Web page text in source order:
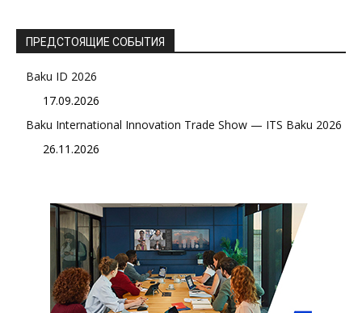
ПРЕДСТОЯЩИЕ СОБЫТИЯ
Baku ID 2026
17.09.2026
Baku International Innovation Trade Show — ITS Baku 2026
26.11.2026